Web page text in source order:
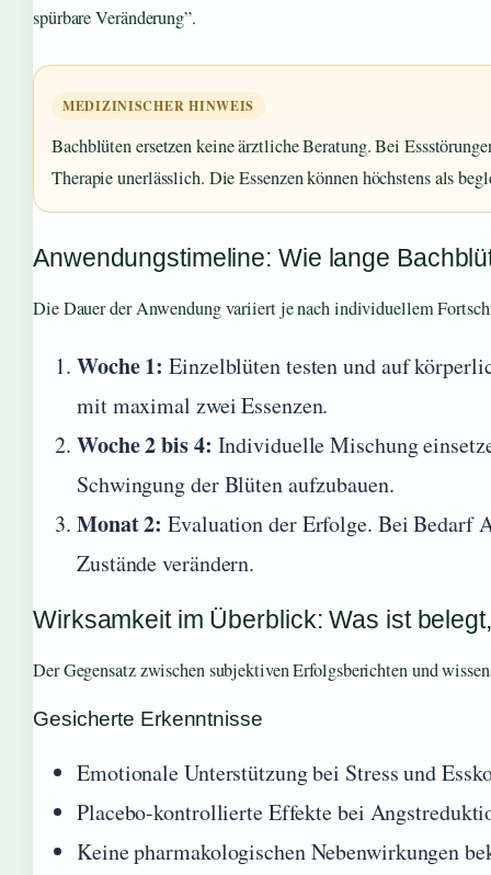
spürbare Veränderung”.
MEDIZINISCHER HINWEIS
Bachblüten ersetzen keine ärztliche Beratung. Bei
Therapie unerlässlich. Die Essenzen können höchstens als
Anwendungstimeline: Wie lange
Die Dauer der Anwendung variiert je nach individuellem
Woche 1: Einzelblüten testen und auf
mit maximal zwei Essenzen.
Woche 2 bis 4: Individuelle Mischung
Schwingung der Blüten aufzubauen.
Monat 2: Evaluation der Erfolge. Bei Bedarf
Zustände verändern.
Wirksamkeit im Überblick: Was ist
Der Gegensatz zwischen subjektiven Erfolgsberichten und
Gesicherte Erkenntnisse
Emotionale Unterstützung bei Stress und
Placebo-kontrollierte Effekte bei
Keine pharmakologischen Nebenwirkungen